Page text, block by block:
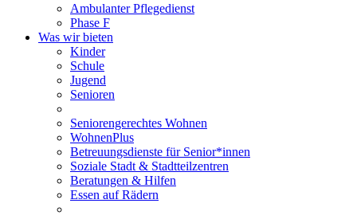
Ambulanter Pflegedienst
Phase F
Was wir bieten
Kinder
Schule
Jugend
Senioren
Seniorengerechtes Wohnen
WohnenPlus
Betreuungsdienste für Senior*innen
Soziale Stadt & Stadtteilzentren
Beratungen & Hilfen
Essen auf Rädern